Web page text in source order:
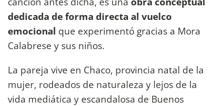
dedicada de forma directa al vuelco
emocional que experimentó gracias a Mora
Calabrese y sus niños.
La pareja vive en Chaco, provincia natal de la
mujer, rodeados de naturaleza y lejos de la
vida mediática y escandalosa de Buenos